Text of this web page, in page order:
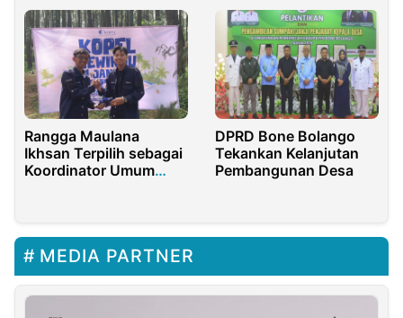
Rangga Maulana
Ikhsan Terpilih sebagai
Koordinator Umum
DPRD Bone Bolango
Tekankan Kelanjutan
Pembangunan Desa
MEDIA PARTNER